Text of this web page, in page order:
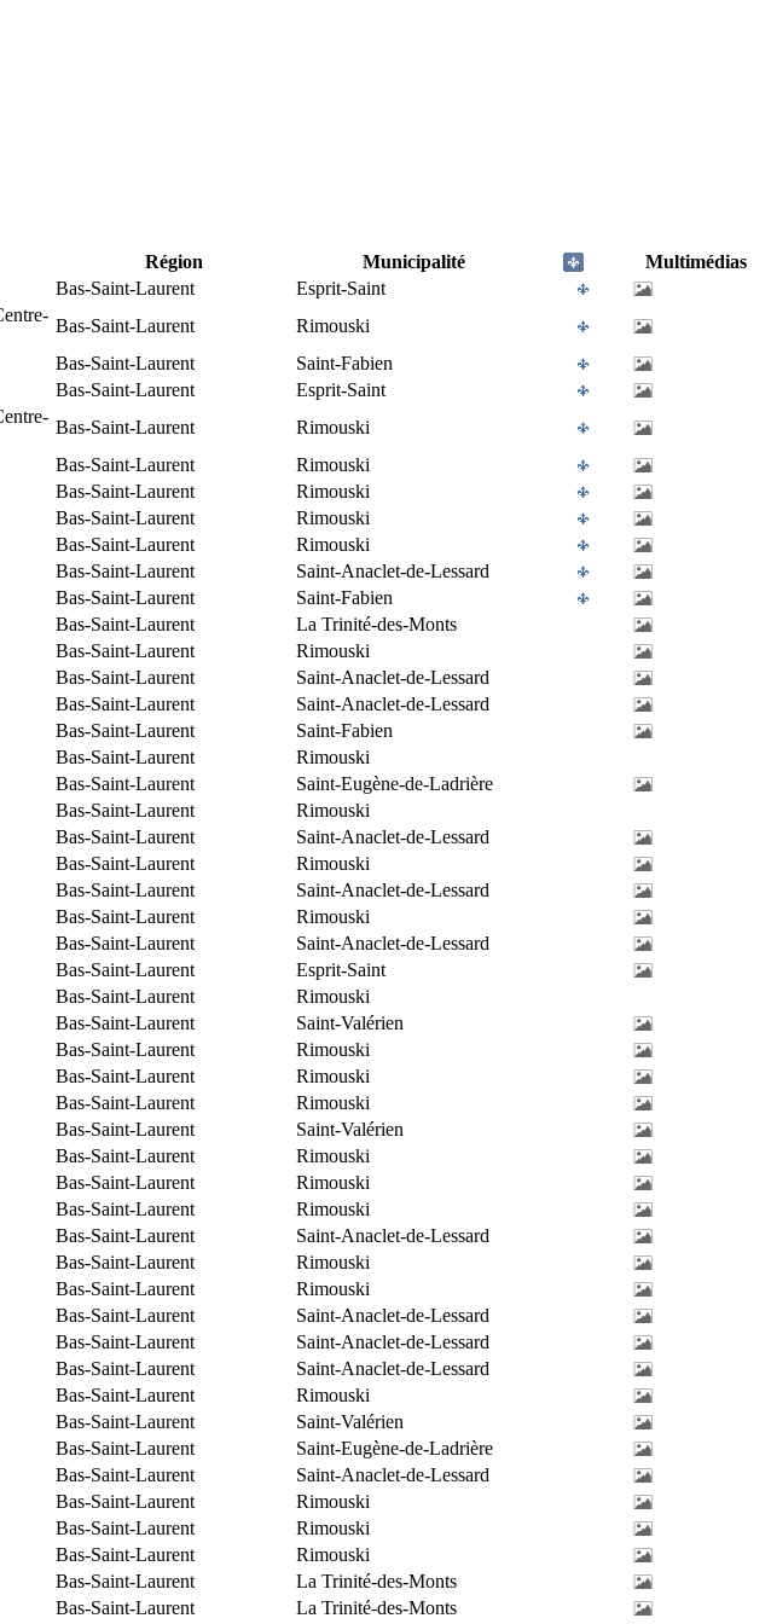
Région Municipalité
Multimédias
Bas-Saint-Laurent
Esprit-Saint
Bas-Saint-Laurent
Rimouski
Bas-Saint-Laurent
Saint-Fabien
Bas-Saint-Laurent
Esprit-Saint
Bas-Saint-Laurent
Rimouski
Bas-Saint-Laurent
Rimouski
Bas-Saint-Laurent
Rimouski
Bas-Saint-Laurent
Rimouski
Bas-Saint-Laurent
Rimouski
Bas-Saint-Laurent
Saint-Anaclet-de-Lessard
Bas-Saint-Laurent
Saint-Fabien
Bas-Saint-Laurent
La Trinité-des-Monts
Bas-Saint-Laurent
Rimouski
Bas-Saint-Laurent
Saint-Anaclet-de-Lessard
Bas-Saint-Laurent
Saint-Anaclet-de-Lessard
Bas-Saint-Laurent
Saint-Fabien
Bas-Saint-Laurent
Rimouski
Bas-Saint-Laurent
Saint-Eugène-de-Ladrière
Bas-Saint-Laurent
Rimouski
Bas-Saint-Laurent
Saint-Anaclet-de-Lessard
Bas-Saint-Laurent
Rimouski
Bas-Saint-Laurent
Saint-Anaclet-de-Lessard
Bas-Saint-Laurent
Rimouski
Bas-Saint-Laurent
Saint-Anaclet-de-Lessard
Bas-Saint-Laurent
Esprit-Saint
Bas-Saint-Laurent
Rimouski
Bas-Saint-Laurent
Saint-Valérien
Bas-Saint-Laurent
Rimouski
Bas-Saint-Laurent
Rimouski
Bas-Saint-Laurent
Rimouski
Bas-Saint-Laurent
Saint-Valérien
Bas-Saint-Laurent
Rimouski
Bas-Saint-Laurent
Rimouski
Bas-Saint-Laurent
Rimouski
Bas-Saint-Laurent
Saint-Anaclet-de-Lessard
Bas-Saint-Laurent
Rimouski
Bas-Saint-Laurent
Rimouski
Bas-Saint-Laurent
Saint-Anaclet-de-Lessard
Bas-Saint-Laurent
Saint-Anaclet-de-Lessard
Bas-Saint-Laurent
Saint-Anaclet-de-Lessard
Bas-Saint-Laurent
Rimouski
Bas-Saint-Laurent
Saint-Valérien
Bas-Saint-Laurent
Saint-Eugène-de-Ladrière
Bas-Saint-Laurent
Saint-Anaclet-de-Lessard
Bas-Saint-Laurent
Rimouski
Bas-Saint-Laurent
Rimouski
Bas-Saint-Laurent
Rimouski
Bas-Saint-Laurent
La Trinité-des-Monts
Bas-Saint-Laurent La Trinité-des-Monts